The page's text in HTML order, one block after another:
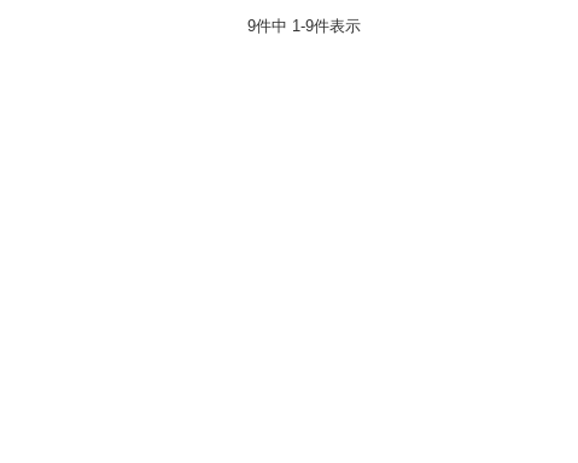
9件中 1-9件表示